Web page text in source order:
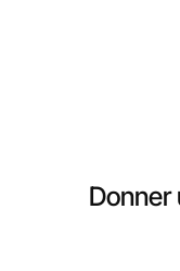
Donner